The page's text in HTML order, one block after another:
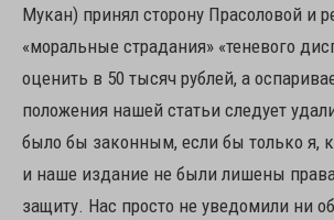
Мукан) принял сторону Прасоловой и
«моральные страдания» «теневого
оценить в 50 тысяч рублей, а
положения нашей статьи следует
было бы законным, если бы только я,
и наше издание не были лишены
защиту. Нас просто не уведомили ни